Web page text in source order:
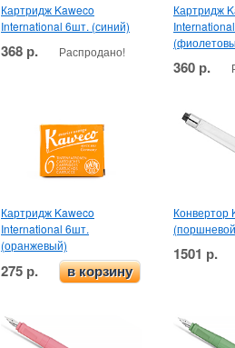
Картридж Kaweco
International 6шт. (синий)
368 р. Распродано!
Картридж
360 р.
Картридж Kaweco
International 6шт.
(оранжевый)
275 р. в корзину
Конвертор
1501 р.